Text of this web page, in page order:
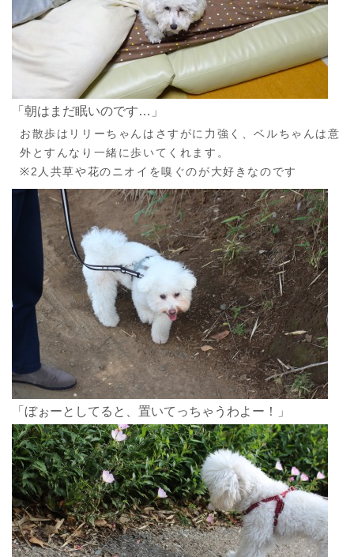
「朝はまだ眠いのです…」
お散歩はリリーちゃんはさすがに力強く、ベルちゃんは意
外とすんなり一緒に歩いてくれます。
※2人共草や花のニオイを嗅ぐのが大好きなのです
「ぼぉーとしてると、置いてっちゃうわよー！」